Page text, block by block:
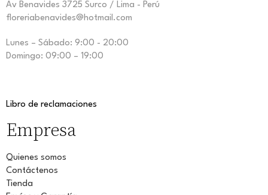
Av Benavides 3725 Surco / Lima - Perú
floreriabenavides@hotmail.com
Lunes – Sábado: 9:00 - 20:00
Domingo: 09:00 – 19:00
Libro de reclamaciones
Empresa
Quienes somos
Contáctenos
Tienda